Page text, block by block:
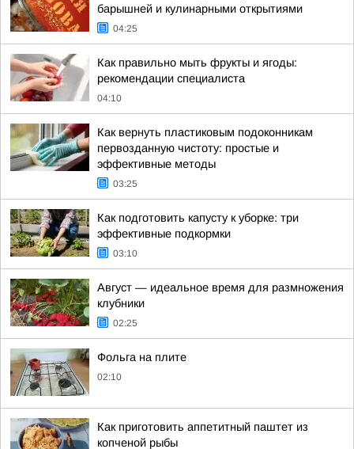
барышней и кулинарными открытиями
04:25
Как правильно мыть фрукты и ягоды:
рекомендации специалиста
04:10
Как вернуть пластиковым подоконникам
первозданную чистоту: простые и
эффективные методы
03:25
Как подготовить капусту к уборке: три
эффективные подкормки
03:10
Август — идеальное время для размножения
клубники
02:25
Фольга на плите
02:10
Как приготовить аппетитный паштет из
копченой рыбы